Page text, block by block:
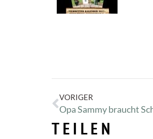
VORIGER
Opa Sammy braucht
TEILEN